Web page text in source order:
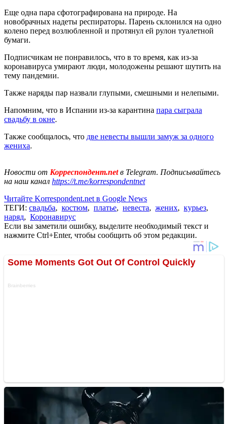
Еще одна пара сфотографирована на природе. На
новобрачных надеты респираторы. Парень склонился на одно
колено перед возлюбленной и протянул ей рулон туалетной
бумаги.
Подписчикам не понравилось, что в то время, как из-за
коронавируса умирают люди, молодожены решают шутить на
тему пандемии.
Также наряды пар назвали глупыми, смешными и нелепыми.
Напомним, что в Испании из-за карантина пара сыграла
свадьбу в окне.
Также сообщалось, что две невесты вышли замуж за одного
жениха.
Новости от Корреспондент.netв Telegram. Подписывайтесь
на наш канал https://t.me/korrespondentnet
Читайте Korrespondent.net в Google News
ТЕГИ: свадьба, костюм, платье, невеста, жених, курьез,
наряд, Коронавирус
Если вы заметили ошибку, выделите необходимый текст и
нажмите Ctrl+Enter, чтобы сообщить об этом редакции.